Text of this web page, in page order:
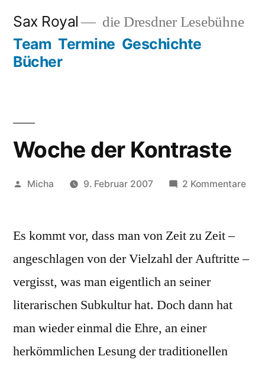
springen
Sax Royal die Dresdner Lesebühne
Team Termine Geschichte
Bücher
Woche der Kontraste
Veröffentlicht
Micha 9. Februar 2007 2 Kommentarezu
Es kommt vor, dass man von Zeit zu Zeit –
angeschlagen von der Vielzahl der Auftritte –
vergisst, was man eigentlich an seiner
literarischen Subkultur hat. Doch dann hat
man wieder einmal die Ehre, an einer
herkömmlichen Lesung der traditionellen